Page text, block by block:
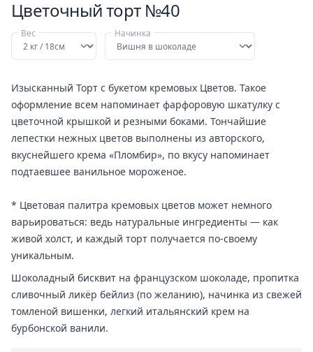
Цветочный торт №40
Вес Начинка
Изысканный Торт с букетом кремовых Цветов. Такое
оформление всем напоминает фарфоровую шкатулку с
цветочной крышкой и резными боками. Тончайшие
лепестки нежных цветов выполнены из авторского,
вкуснейшего крема «Пломбир», по вкусу напоминает
подтаевшее ванильное мороженое.
* Цветовая палитра кремовых цветов может немного
варьироваться: ведь натуральные ингредиенты — как
живой холст, и каждый торт получается по-своему
уникальным.
Шоколадный бисквит на французском шоколаде, пропитка
сливочный ликёр бейлиз (по желанию), начинка из свежей
томленой вишенки, легкий итальянский крем на
бурбонской ванили.